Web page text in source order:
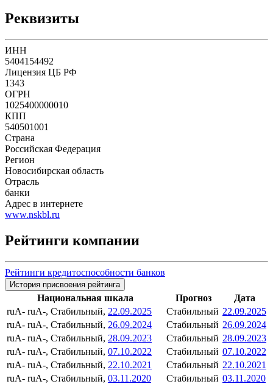
Реквизиты
ИНН
5404154492
Лицензия ЦБ РФ
1343
ОГРН
1025400000010
КПП
540501001
Страна
Российская Федерация
Регион
Новосибирская область
Отрасль
банки
Адрес в интернете
www.nskbl.ru
Рейтинги компании
Рейтинги кредитоспособности банков
История присвоения рейтинга
Национальная шкала Прогноз
Дата
ruA- ruA-, Стабильный, 22.09.2025 Стабильный 22.09.2025
ruA- ruA-, Стабильный, 26.09.2024 Стабильный 26.09.2024
ruA- ruA-, Стабильный, 28.09.2023 Стабильный 28.09.2023
ruA- ruA-, Стабильный, 07.10.2022 Стабильный 07.10.2022
ruA- ruA-, Стабильный, 22.10.2021 Стабильный 22.10.2021
ruA- ruA-, Стабильный, 03.11.2020 Стабильный 03.11.2020